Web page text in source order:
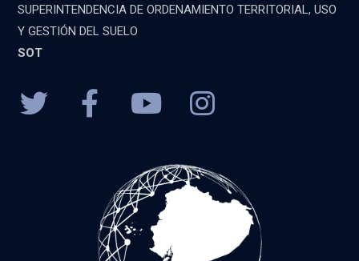
SUPERINTENDENCIA DE ORDENAMIENTO TERRITORIAL, USO
Y GESTIÓN DEL SUELO
SOT